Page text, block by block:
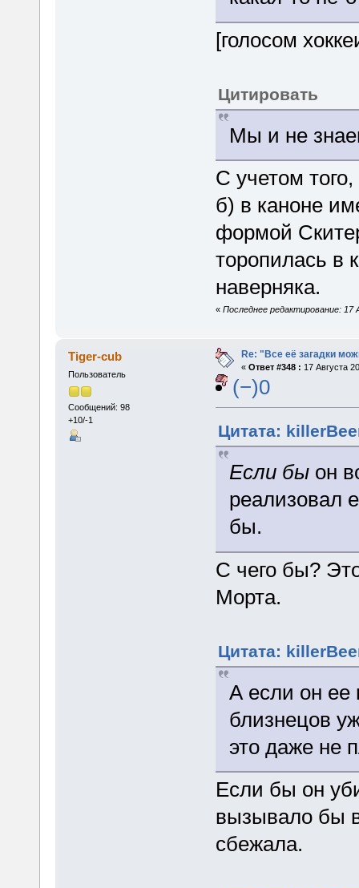
[голосом
Цитировать
Мы и не
С учетом
б) в каноне
формой
торопилась в
наверняка.
« Последнее редактирование: 17
Tiger-cub
Пользователь
Сообщений: 98
+10/-1
Re: "Все её загадки
« Ответ #348 : 17 Августа
(−)0
Цитата:
Если бы он
реализовал
бы.
С чего бы?
Морта.
Цитата:
А если он ее
близнецов
это даже не
Если бы он
вызывало бы
сбежала.